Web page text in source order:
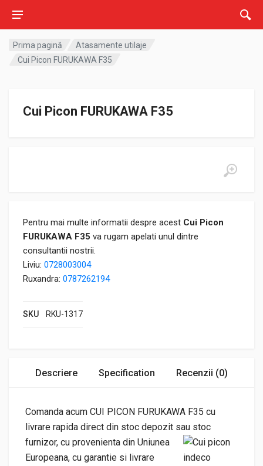
Prima pagină
Atasamente utilaje
Cui Picon FURUKAWA F35
Cui Picon FURUKAWA F35
Pentru mai multe informatii despre acest Cui Picon
FURUKAWA F35 va rugam apelati unul dintre
consultantii nostrii.
Liviu: 0728003004
Ruxandra: 0787262194
SKU RKU-1317
Descriere Specification Recenzii (0)
Comanda acum CUI PICON FURUKAWA F35 cu
livrare rapida direct din stoc depozit sau stoc
furnizor, cu provenienta din Uniunea
Europeana, cu garantie si livrare